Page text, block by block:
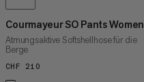
Courmayeur SO Pants Women
Atmungsaktive Softshellhose für die
Berge
CHF 210